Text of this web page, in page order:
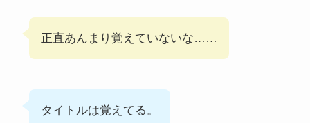
正直あんまり覚えていないな……
タイトルは覚えてる。